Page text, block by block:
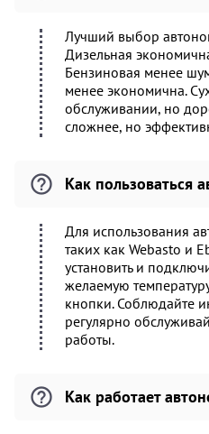
Лучший выбор
Дизельная
Бензиновая менее
менее экономична.
обслуживании, но
сложнее, но
Как пользоваться
Для использования
таких как Webasto и
установить и
желаемую
кнопки. Соблюдайте
регулярно
работы.
Как работает